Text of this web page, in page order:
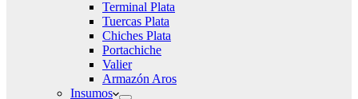
Terminal Plata
Tuercas Plata
Chiches Plata
Portachiche
Valier
Armazón Aros
Insumos